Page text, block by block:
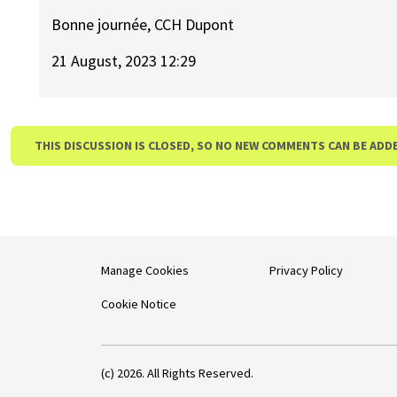
Bonne journée, CCH Dupont
21 August, 2023 12:29
THIS DISCUSSION IS CLOSED, SO NO NEW COMMENTS CAN BE
Manage Cookies
Cookie Notice
Privacy Policy
(c) 2026. All Rights Reserved.